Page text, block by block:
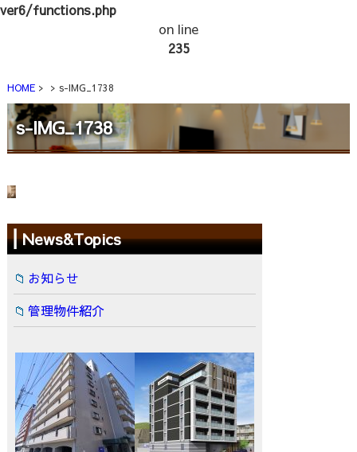
ver6/functions.php
on line
235
HOME s-IMG_1738
s-IMG_1738
News&Topics
お知らせ
管理物件紹介